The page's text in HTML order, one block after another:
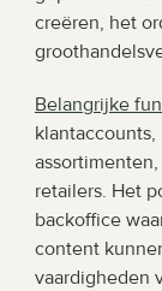
creëren, het
Belangrijke
retailers. Het
backoffice
content
vaardigheden